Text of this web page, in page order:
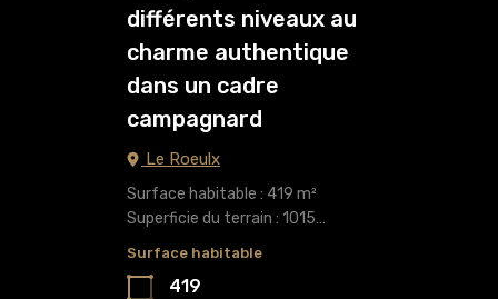
différents niveaux au
charme authentique
dans un cadre
campagnard
Le Roeulx
Surface habitable : 419 m²
Superficie du terrain : 1015…
Surface habitable
419